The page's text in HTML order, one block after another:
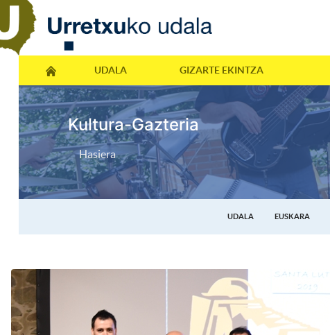
UDALA GIZARTE EKINTZA
Kultura-Gazteria
Hasiera
UDALA EUSKARA